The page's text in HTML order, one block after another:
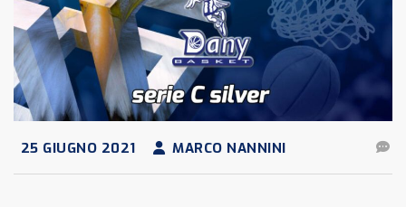
25 GIUGNO 2021 MARCO NANNINI